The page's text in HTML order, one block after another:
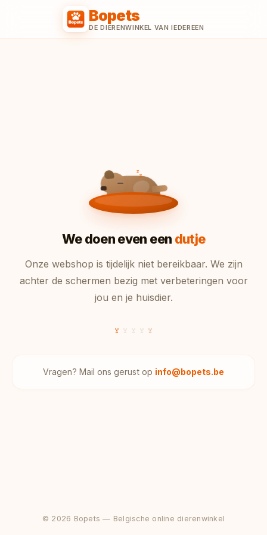
Bopets
DE DIERENWINKEL VAN IEDEREEN
z
zz
We doen even een dutje
Onze webshop is tijdelijk niet bereikbaar. We zijn
achter de schermen bezig met verbeteringen voor
jou en je huisdier.
Vragen? Mail ons gerust op info@bopets.be
© 2026 Bopets — Belgische online dierenwinkel